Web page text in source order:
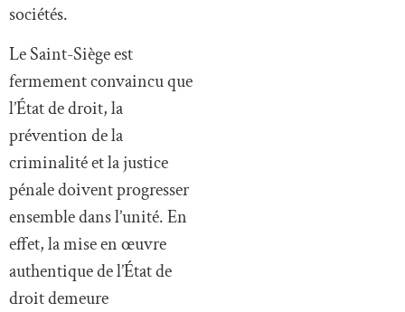
sociétés.
Le Saint-Siège est
fermement convaincu que
l’État de droit, la
prévention de la
criminalité et la justice
pénale doivent progresser
ensemble dans l’unité. En
effet, la mise en œuvre
authentique de l’État de
droit demeure